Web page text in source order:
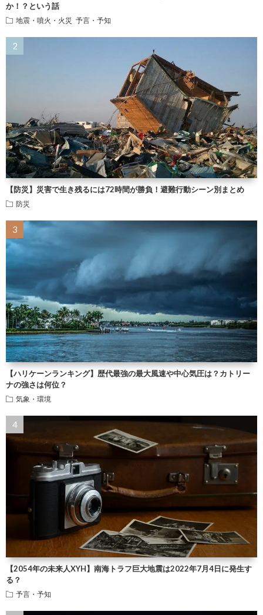
か！？という話
地震・噴火・火災 予言・予知
【防災】災害で生き残るには72時間が勝負！避難行動シーン別まとめ
防災
【ハリケーンランキング】歴代最強の最大風速や中心気圧は？カトリー
ナの強さは何位？
気象・環境
【2054年の未来人XYH】南海トラフ巨大地震は2022年7月4日に発生す
る？
予言・予知